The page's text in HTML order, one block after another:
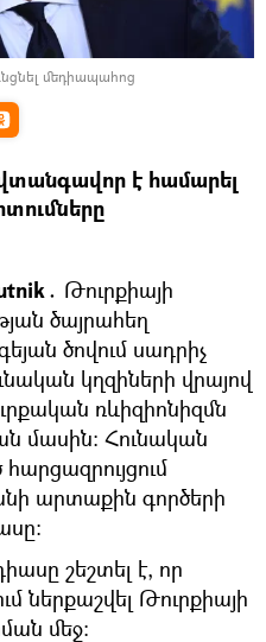
մեդիապահոց
է համարել
Թուրքիայի
ծայրահեղ
ծովում սադրիչ
կղզիների վրայով
ռևիզիոնիզմն
մասին: Հունական
արտաքին գործերի
շեշտել է, որ
ներքաշվել Թուրքիայի
մեջ։